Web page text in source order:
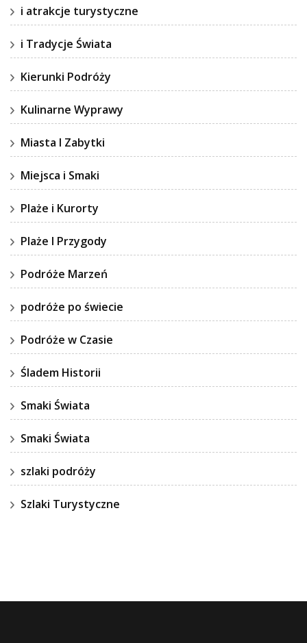
i atrakcje turystyczne
i Tradycje Świata
Kierunki Podróży
Kulinarne Wyprawy
Miasta I Zabytki
Miejsca i Smaki
Plaże i Kurorty
Plaże I Przygody
Podróże Marzeń
podróże po świecie
Podróże w Czasie
Śladem Historii
Smaki Świata
Smaki Świata
szlaki podróży
Szlaki Turystyczne